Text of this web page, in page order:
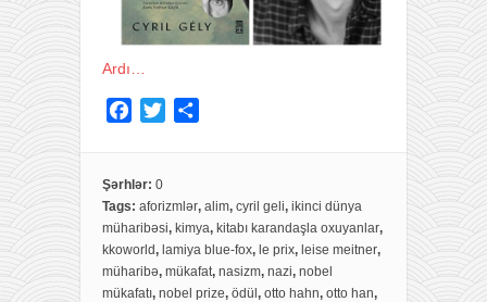
Ardı…
e
b
o
o
k
t
e
r
e
Şərhlər: 0
Tags: aforizmlər, alim, cyril geli, ikinci dünya
müharibəsi, kimya, kitabı karandaşla oxuyanlar,
kkoworld, lamiya blue-fox, le prix, leise meitner,
müharibə, mükafat, nasizm, nazi, nobel
mükafatı, nobel prize, ödül , otto hahn, otto han,